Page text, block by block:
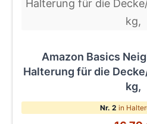
Amazon Basics
Halterung für die
kg,
Nr. 2 in